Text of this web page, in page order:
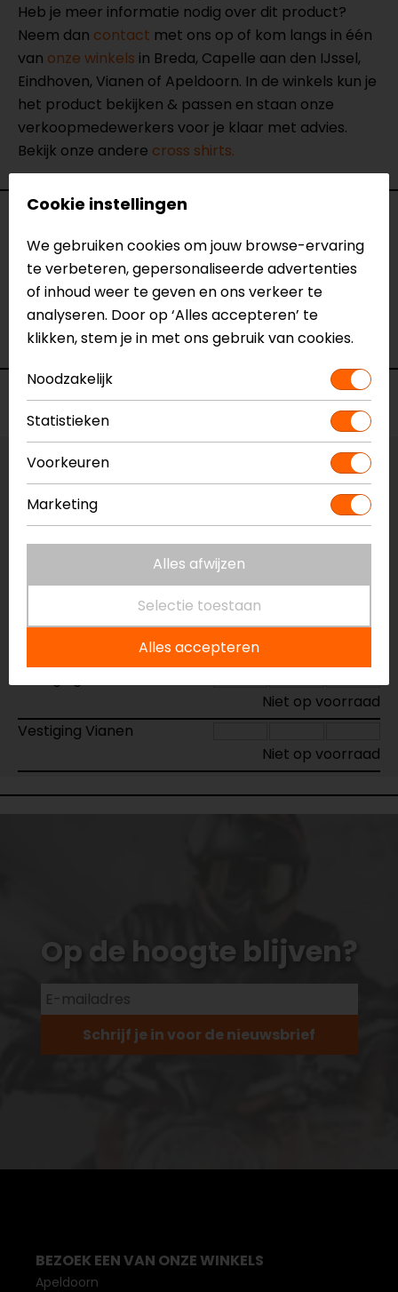
Heb je meer informatie nodig over dit product?
Neem dan contact met ons op of kom langs in één
van onze winkels in Breda, Capelle aan den IJssel,
Eindhoven, Vianen of Apeldoorn. In de winkels kun je
het product bekijken & passen en staan onze
verkoopmedewerkers voor je klaar met advies.
Bekijk onze andere cross shirts.
Naam
Rough Jersey
Model
FSO021
Merk
REV'IT!
Kleur
Zwart-Wit
Voorraad
Vestiging Apeldoorn
Niet op voorraad
Vestiging Capelle a/d IJssel
Niet op voorraad
Vestiging Vianen
Niet op voorraad
Op de hoogte blijven?
Schrijf je in voor de nieuwsbrief
Cookie instellingen
We gebruiken cookies om jouw browse-ervaring
te verbeteren, gepersonaliseerde advertenties
of inhoud weer te geven en ons verkeer te
analyseren. Door op ‘Alles accepteren’ te
klikken, stem je in met ons gebruik van cookies.
Noodzakelijk
Statistieken
Voorkeuren
Marketing
Alles afwijzen
Selectie toestaan
Alles accepteren
BEZOEK EEN VAN ONZE WINKELS
Apeldoorn